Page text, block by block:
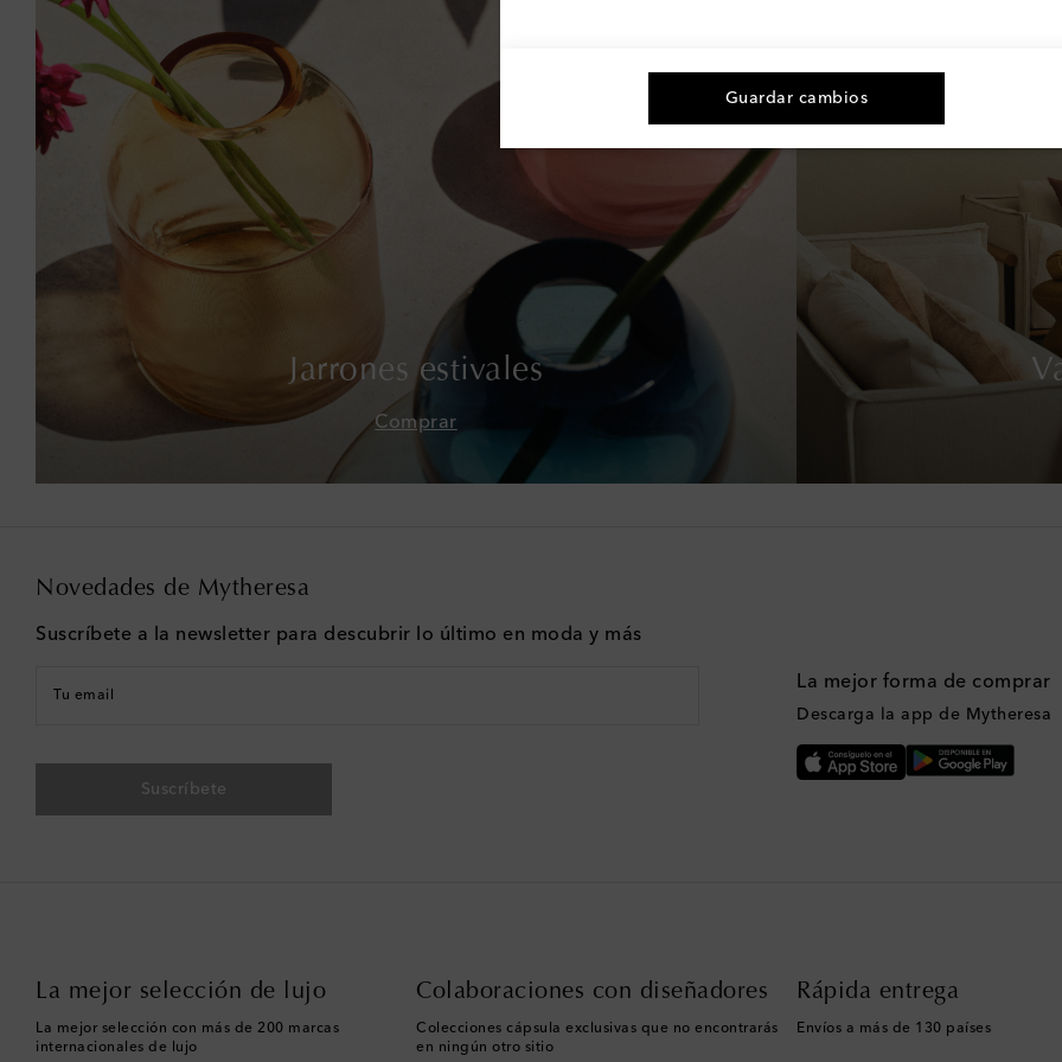
Jarrones estivales
Comprar
Novedades de Mytheresa
Suscríbete a la newsletter para descubrir lo último en moda y más
Tu email
Suscríbete
La mejor forma de comprar
Descarga la app de Mytheresa
La mejor selección de lujo
La mejor selección con más de 200 marcas
internacionales de lujo
Colaboraciones con diseñadores
Colecciones cápsula exclusivas que no encontrarás
en ningún otro sitio
Rápida entrega
Envíos a más de 130 países
Guardar cambios